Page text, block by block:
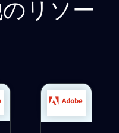
リソー